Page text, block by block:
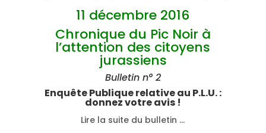
11 décembre 2016
Chronique du Pic Noir à
l’attention des citoyens
jurassiens
Bulletin n° 2
Enquête Publique relative au P.L.U. :
donnez votre avis !
Lire la suite du bulletin …